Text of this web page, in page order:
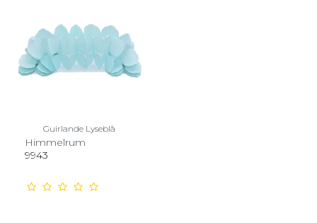
Guirlande Lyseblå
Himmelrum
9943